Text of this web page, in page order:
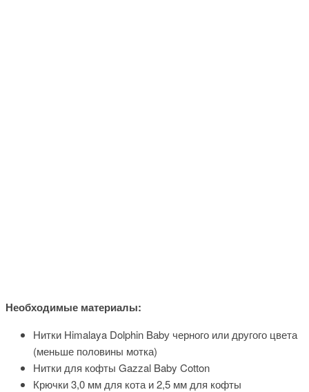
Необходимые материалы:
Нитки Himalaya Dolphin Bаbу черного или другого цвета
(меньше половины мотка)
Нитки для кофты Gazzal Baby Cotton
Крючки 3,0 мм для кота и 2,5 мм для кофты